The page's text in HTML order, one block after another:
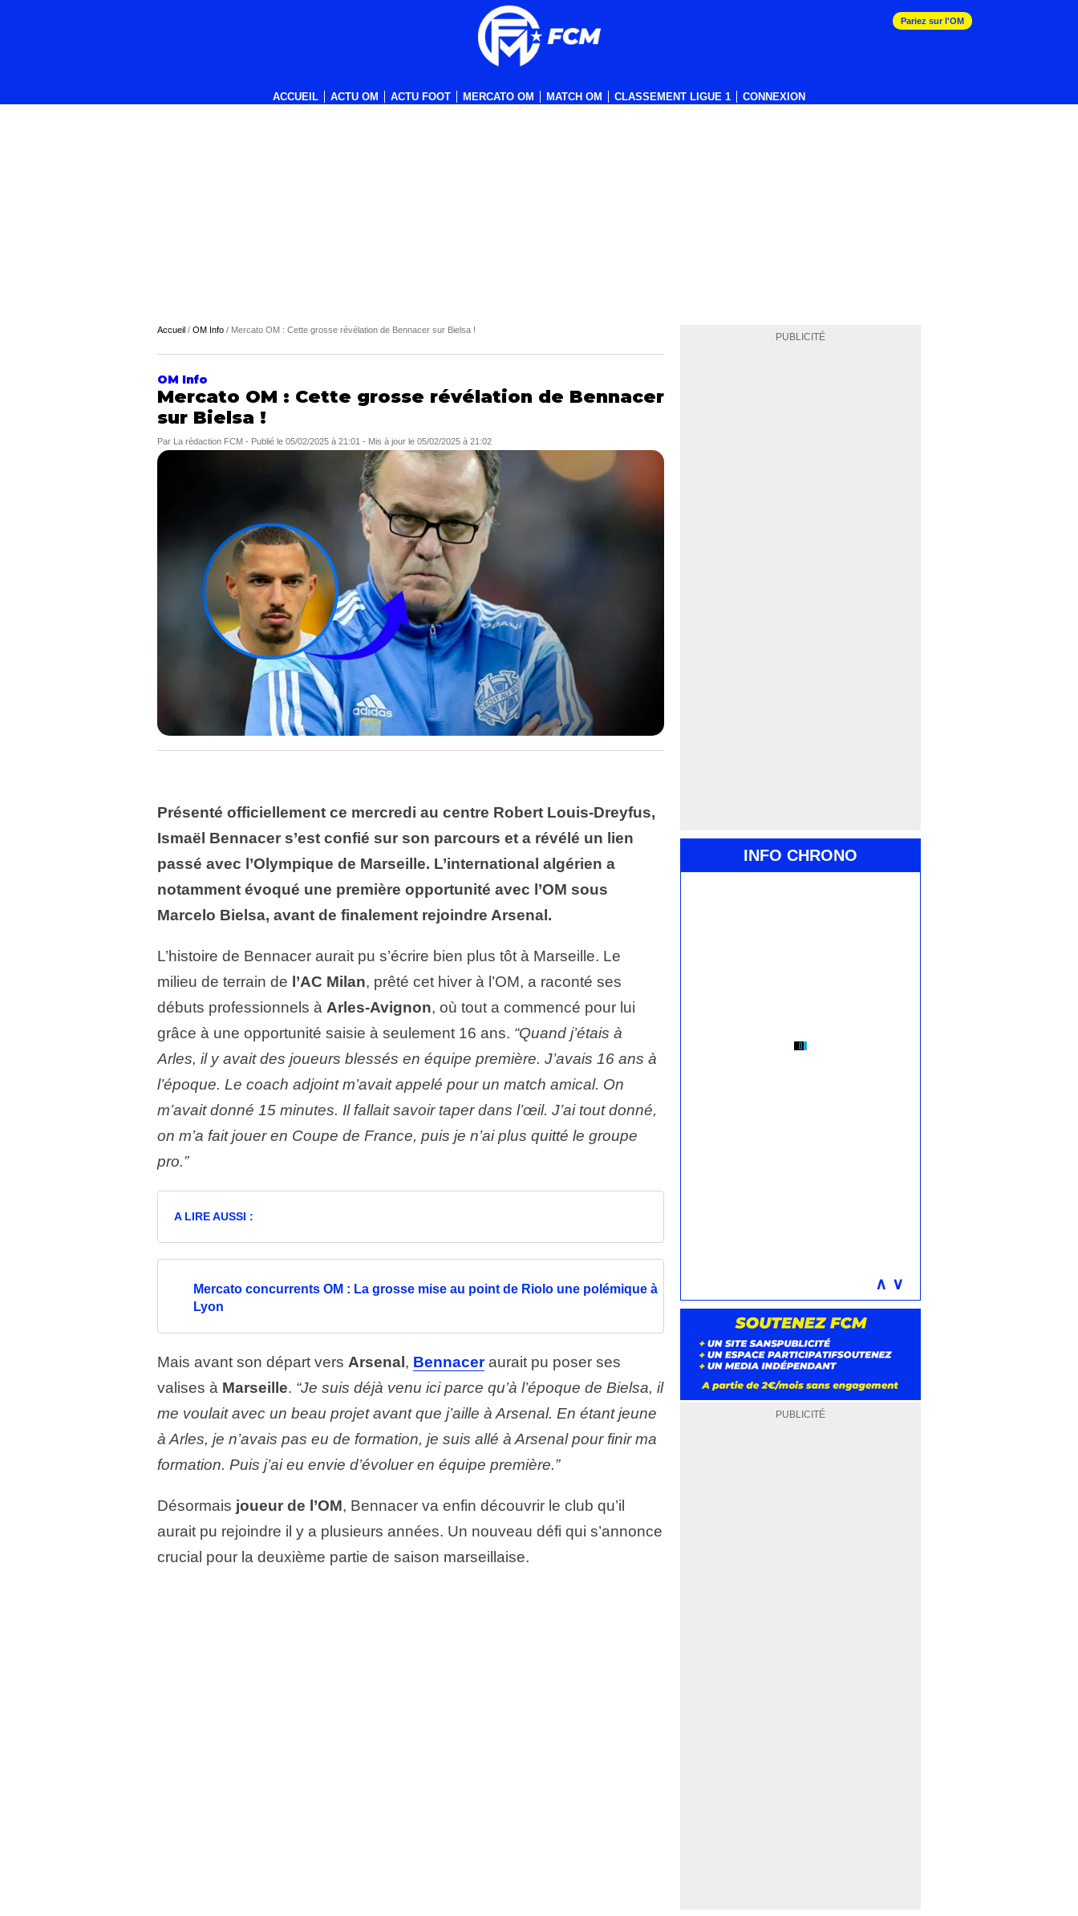
ACCUEIL ACTU OM ACTU FOOT MERCATO OM MATCH OM CLASSEMENT LIGUE 1 CONNEXION
Pariez sur l'OM
PUBLICITÉ
INFO CHRONO
∧ ∨
PUBLICITÉ
Accueil / OM Info / Mercato OM : Cette grosse révélation de Bennacer sur Bielsa !
OM Info
Mercato OM : Cette grosse révélation de Bennacer
sur Bielsa !
Par La rédaction FCM - Publié le 05/02/2025 à 21:01 - Mis à jour le 05/02/2025 à 21:02
Présenté officiellement ce mercredi au centre Robert Louis-Dreyfus,
Ismaël Bennacer s’est confié sur son parcours et a révélé un lien
passé avec l’Olympique de Marseille. L’international algérien a
notamment évoqué une première opportunité avec l’OM sous
Marcelo Bielsa, avant de finalement rejoindre Arsenal.
L’histoire de Bennacer aurait pu s’écrire bien plus tôt à Marseille. Le
milieu de terrain de l’AC Milan, prêté cet hiver à l’OM, a raconté ses
débuts professionnels à Arles-Avignon, où tout a commencé pour lui
grâce à une opportunité saisie à seulement 16 ans. “Quand j’étais à
Arles, il y avait des joueurs blessés en équipe première. J’avais 16 ans à
l’époque. Le coach adjoint m’avait appelé pour un match amical. On
m’avait donné 15 minutes. Il fallait savoir taper dans l’œil. J’ai tout donné,
on m’a fait jouer en Coupe de France, puis je n’ai plus quitté le groupe
pro.”
A LIRE AUSSI :
Mercato concurrents OM : La grosse mise au point de Riolo une polémique à
Lyon
Mais avant son départ vers Arsenal, Bennaceraurait pu poser ses
valises à Marseille. “Je suis déjà venu ici parce qu’à l’époque de Bielsa, il
me voulait avec un beau projet avant que j’aille à Arsenal. En étant jeune
à Arles, je n’avais pas eu de formation, je suis allé à Arsenal pour finir ma
formation. Puis j’ai eu envie d’évoluer en équipe première.”
Désormais joueur de l’OM, Bennacer va enfin découvrir le club qu’il
aurait pu rejoindre il y a plusieurs années. Un nouveau défi qui s’annonce
crucial pour la deuxième partie de saison marseillaise.